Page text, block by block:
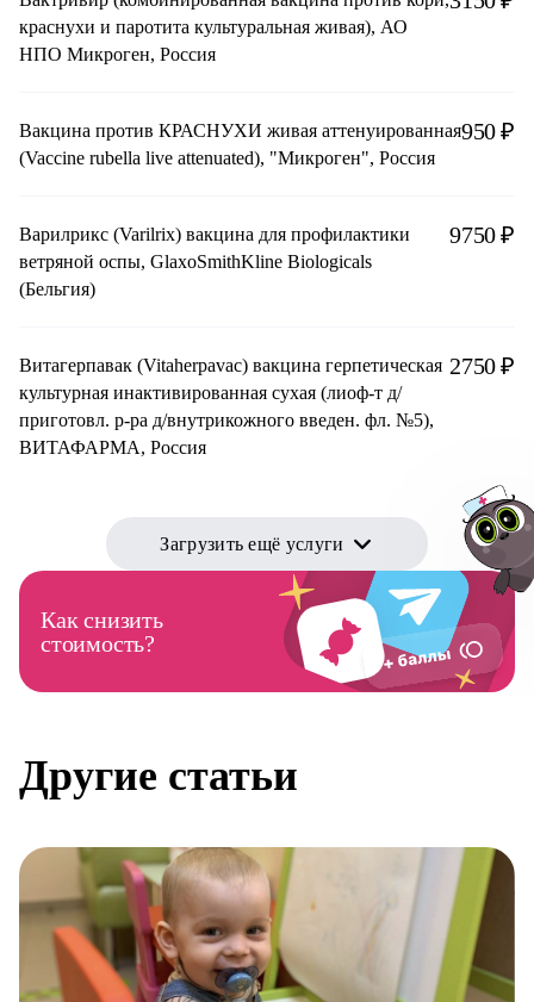
краснухи и паротита культуральная живая), АО
НПО Микроген, Россия
Вакцина против КРАСНУХИ живая аттенуированная
(Vaccine rubella live attenuated), "Микроген", Россия
950 ₽
Варилрикс (Varilrix) вакцина для профилактики
ветряной оспы, GlaxoSmithKline Biologicals
(Бельгия)
9750 ₽
Витагерпавак (Vitaherpavac) вакцина герпетическая
культурная инактивированная сухая (лиоф-т д/
приготовл. р-ра д/внутрикожного введен. фл. №5),
ВИТАФАРМА, Россия
2750 ₽
Загрузить ещё услуги
Как снизить
стоимость?
Другие статьи